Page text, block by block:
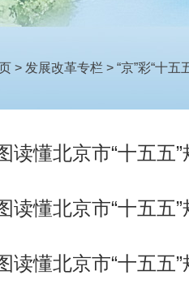
> 发展改革专栏 > “京”彩“十五
读懂北京市“十五五
读懂北京市“十五五
读懂北京市“十五五